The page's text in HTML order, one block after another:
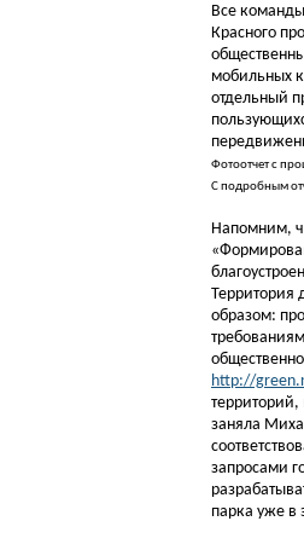
Все
Красного
мобильных
отдельный
Фотоотчет с
С подробным
Напомним,
Территория
образом:
http://
территорий,
заняла
запросами
парка уже в